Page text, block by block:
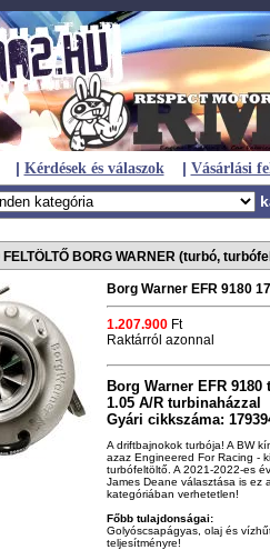
| Kérdések és válaszok | Vásárlási
FELTÖLTŐ BORG WARNER (turbó,
Borg Warner EFR 9180
1.207.900 Ft
Raktárról azonnal
Borg Warner EFR
1.05 A/R turbinaházzal
Gyári cikkszáma:
A driftbajnokok turbója! A BW
azaz Engineered For Racing -
turbófeltöltő. A 2021-2022-es
James Deane választása is ez
kategóriában verhetetlen!
Főbb tulajdonságai:
Golyóscsapágyas, olaj és
teljesítményre!